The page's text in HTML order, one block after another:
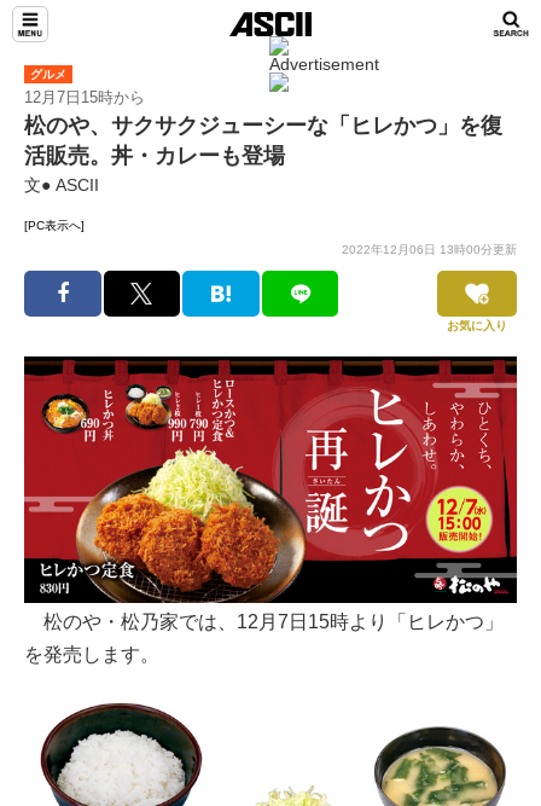
グルメ
12月7日15時から
松のや、サクサクジューシーな「ヒレかつ」を復
活販売。丼・カレーも登場
文● ASCII
[PC表示へ]
2022年12月06日 13時00分更新
お気に入り
松のや・松乃家では、12月7日15時より「ヒレかつ」
を発売します。